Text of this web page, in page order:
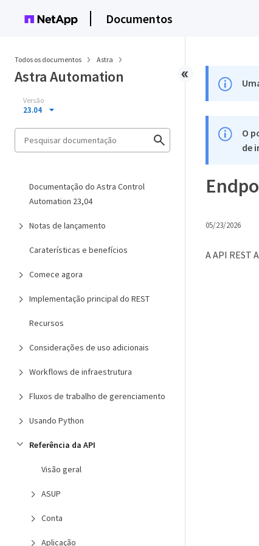
Documentos
Todos os documentos Astra
Astra Automation
Versão
23.04
Documentação do Astra Control
Automation 23,04
Notas de lançamento
Caraterísticas e benefícios
Comece agora
Implementação principal do REST
Recursos
Considerações de uso adicionais
Workflows de infraestrutura
Fluxos de trabalho de gerenciamento
Usando Python
Referência da API
Visão geral
ASUP
Conta
Aplicação
O
de
05/23/2026
A API REST